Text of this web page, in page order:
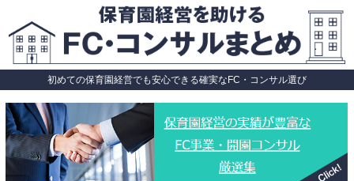
初めての保育園経営でも安心できる確実なFC・コンサル選び